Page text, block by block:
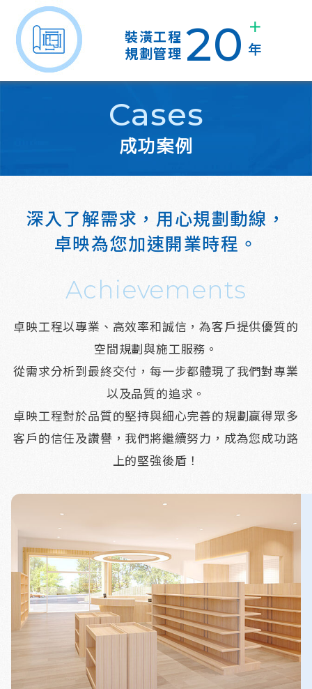
裝潢工程
規劃管理 20 ＋
年
Cases
成功案例
深入了解需求， 用心規劃動線，
卓映為您加速開業時程。
Achievements
卓映工程以專業、高效率和誠信，為客戶提供優質的
空間規劃與施工服務。
從需求分析到最終交付，每一步都體現了我們對專業
以及品質的追求。
卓映工程對於品質的堅持與細心完善的規劃贏得眾多
客戶的信任及讚譽，我們將繼續努力，成為您成功路
上的堅強後盾！